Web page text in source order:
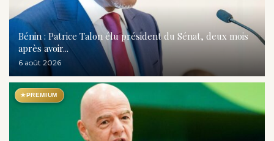
Bénin : Patrice Talon élu président du Sénat, deux mois
après avoir...
6 août 2026
★PREMIUM